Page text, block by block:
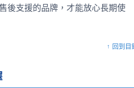
後支援的品牌，才能放心長期使
↑ 回到目